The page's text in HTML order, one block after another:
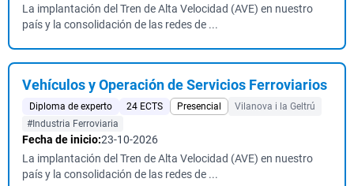
La implantación del Tren de Alta Velocidad (AVE) en nuestro
país y la consolidación de las redes de ...
Vehículos y Operación de Servicios Ferroviarios
Diploma de experto 24 ECTS Presencial
Vilanova i la Geltrú
#Industria Ferroviaria
Fecha de inicio:23-10-2026
La implantación del Tren de Alta Velocidad (AVE) en nuestro
país y la consolidación de las redes de ...